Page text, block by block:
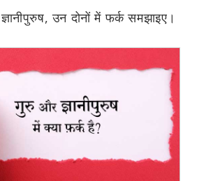
ज्ञानीपुरुष, उन दोनों में फर्क समझाइए।